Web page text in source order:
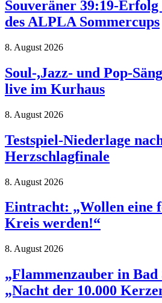
Souveräner 39:19-Erfolg
des ALPLA Sommercups
8. August 2026
Soul-,Jazz- und Pop-
live im Kurhaus
8. August 2026
Testspiel-Niederlage
Herzschlagfinale
8. August 2026
Eintracht: „Wollen eine
Kreis werden!“
8. August 2026
„Flammenzauber in Bad
„Nacht der 10.000